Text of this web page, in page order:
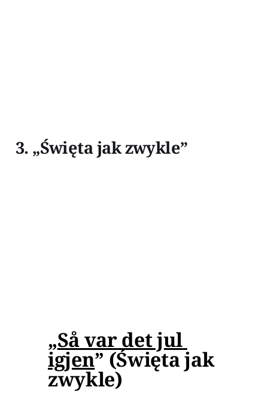
3. „Święta jak zwykle”
„Så var det jul
igjen” (Święta jak
zwykle)